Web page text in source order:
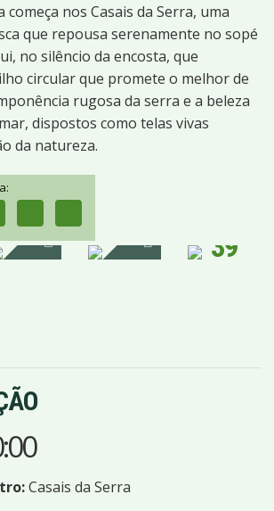
nos Casais da Serra, uma
que repousa serenamente no sopé
no silêncio da encosta, que
circular que promete o melhor de
rugosa da serra e a beleza
dispostos como telas vivas
da natureza.
39
IMAGENS
Casais da Serra